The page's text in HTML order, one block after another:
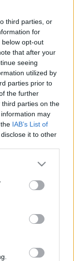
third parties, or
for
opt-out
that after your
seeing
utilized by
parties prior to
the further
parties on the
may
IAB’s List of
it to other
or more Google
You may click to
party tags to
in below Google
sosem halunk
utaló